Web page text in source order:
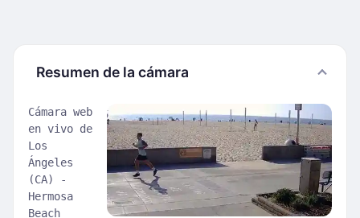
Resumen de la cámara
Cámara web
en vivo de
Los
Ángeles
(CA) -
Hermosa
Beach